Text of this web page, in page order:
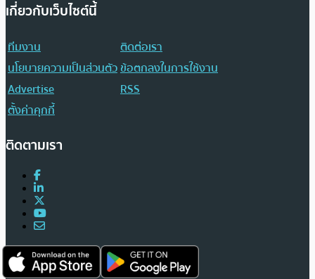
เกี่ยวกับเว็บไซต์นี้
ทีมงาน
ติดต่อเรา
นโยบายความเป็นส่วนตัวข้อตกลงในการใช้งาน
Advertise
RSS
ตั้งค่าคุกกี้
ติดตามเรา